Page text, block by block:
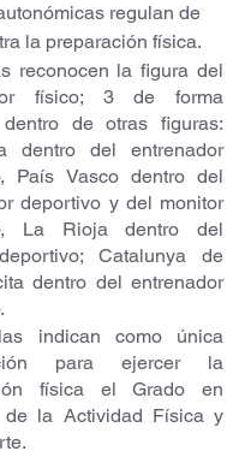
regulan de
la preparación física.
reconocen la figura del
físico; 3 de forma
de otras figuras:
dentro del entrenador
País Vasco dentro del
deportivo y del monitor
La Rioja dentro del
Catalunya de
dentro del entrenador
indican como única
para ejercer la
física el Grado en
de la Actividad Física y